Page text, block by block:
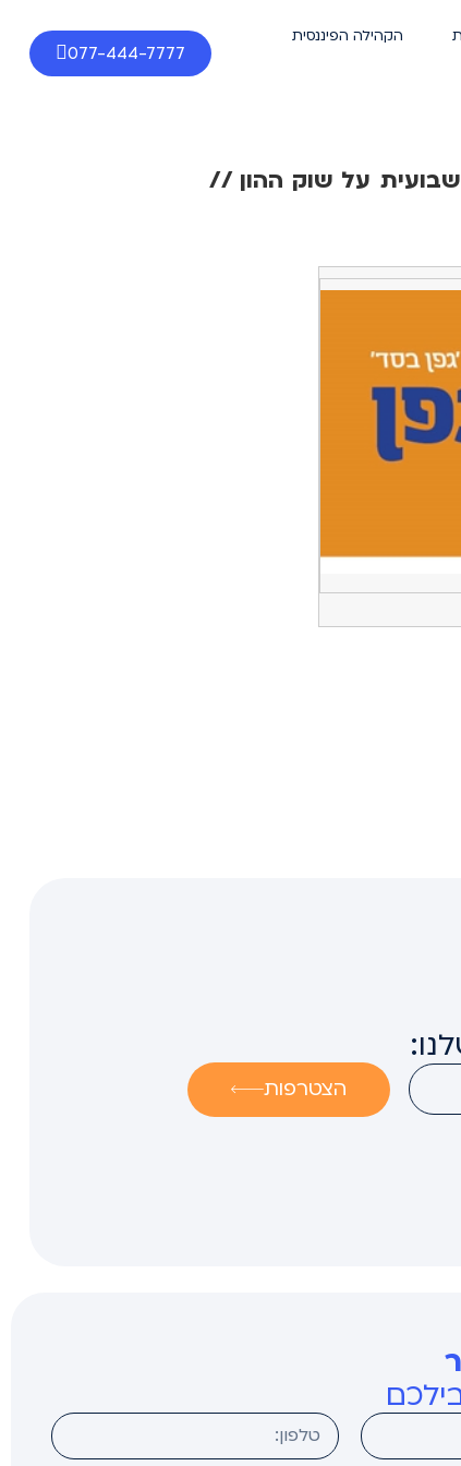
הקהילה הפיננסית
077-444-7777
על שוק ההון //
הצטרפות